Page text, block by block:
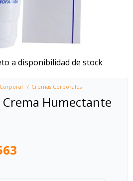
a disponibilidad de stock
Cremas Corporales
Humectante